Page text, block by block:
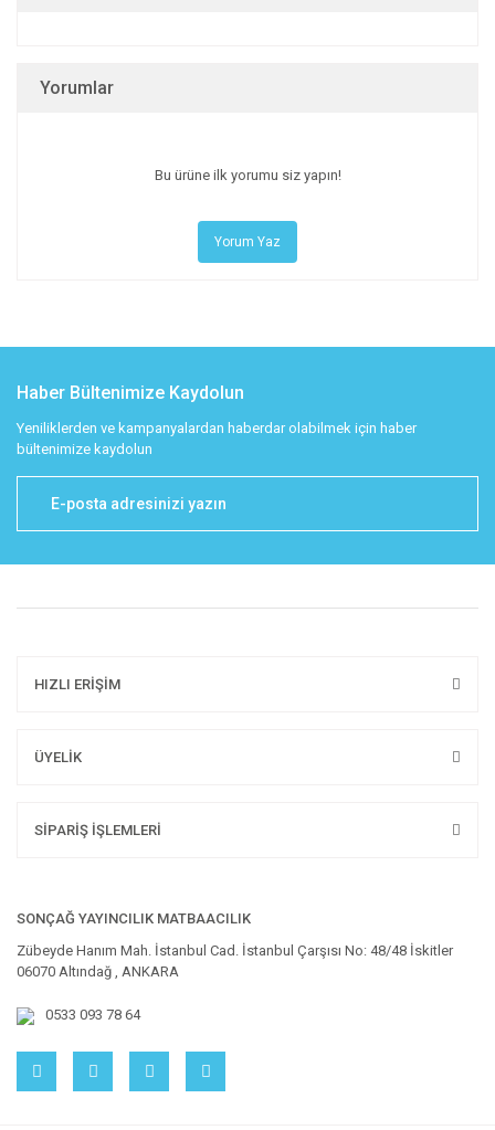
Yorumlar
Bu ürüne ilk yorumu siz yapın!
Yorum Yaz
Haber Bültenimize Kaydolun
Yeniliklerden ve kampanyalardan haberdar olabilmek için haber
bültenimize kaydolun
HIZLI ERİŞİM
ÜYELİK
SİPARİŞ İŞLEMLERİ
SONÇAĞ YAYINCILIK MATBAACILIK
Zübeyde Hanım Mah. İstanbul Cad. İstanbul Çarşısı No: 48/48 İskitler
06070 Altındağ , ANKARA
0533 093 78 64